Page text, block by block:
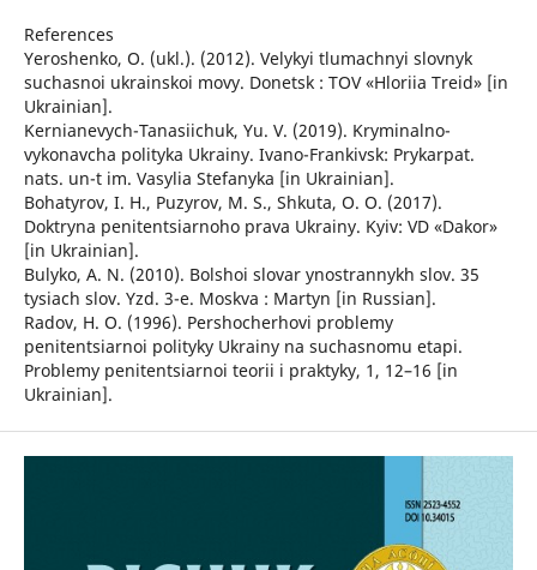
References
Yeroshenko, O. (ukl.). (2012). Velykyi tlumachnyi slovnyk
suchasnoi ukrainskoi movy. Donetsk : TOV «Hloriia Treid» [in
Ukrainian].
Kernianevych-Tanasiichuk, Yu. V. (2019). Kryminalno-
vykonavcha polityka Ukrainy. Ivano-Frankivsk: Prykarpat.
nats. un-t im. Vasylia Stefanyka [in Ukrainian].
Bohatyrov, I. H., Puzyrov, M. S., Shkuta, O. O. (2017).
Doktryna penitentsiarnoho prava Ukrainy. Kyiv: VD «Dakor»
[in Ukrainian].
Bulyko, A. N. (2010). Bolshoi slovar ynostrannykh slov. 35
tysiach slov. Yzd. 3-e. Moskva : Martyn [in Russian].
Radov, H. O. (1996). Pershocherhovi problemy
penitentsiarnoi polityky Ukrainy na suchasnomu etapi.
Problemy penitentsiarnoi teorii i praktyky, 1, 12–16 [in
Ukrainian].